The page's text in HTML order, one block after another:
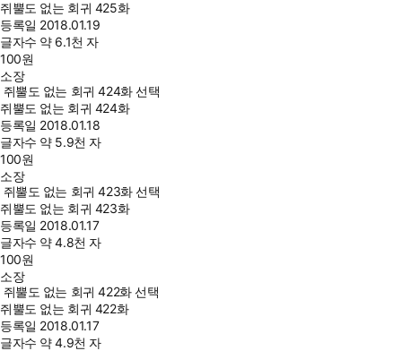
쥐뿔도 없는 회귀 425화
등록일 2018.01.19
글자수 약 6.1천 자
100원
소장
쥐뿔도 없는 회귀 424화 선택
쥐뿔도 없는 회귀 424화
등록일 2018.01.18
글자수 약 5.9천 자
100원
소장
쥐뿔도 없는 회귀 423화 선택
쥐뿔도 없는 회귀 423화
등록일 2018.01.17
글자수 약 4.8천 자
100원
소장
쥐뿔도 없는 회귀 422화 선택
쥐뿔도 없는 회귀 422화
등록일 2018.01.17
글자수 약 4.9천 자